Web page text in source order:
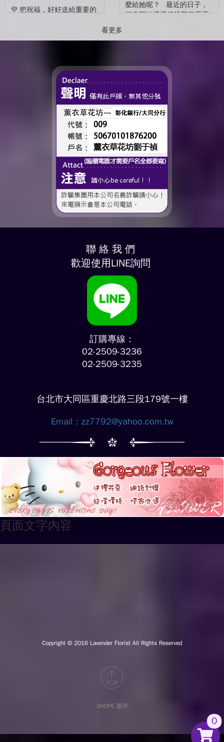
💜 把祝福，好好送給重要的
很多，準備往下一段生活前
麼給她呢？ 最近的日子，
好像開始慢慢接近那個重要
看更多
聯 絡 我 們
歡迎使用LINE詢問
訂購專線：
02-2509-3236
02-2509-3235
台北市大同區重慶北路三段179號一樓
Email： zz7792@yahoo.com.tw
頁面文字內容
Copyright © 2016 Lavender Florist All Rights Reserved
3HOPE 製作
0